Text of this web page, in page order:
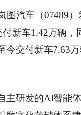
图汽车（07489
付新车1.42万辆，
今交付新车7.63
主研发的AI智能